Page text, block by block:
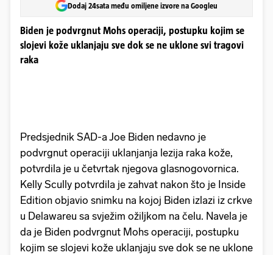
Dodaj 24sata među omiljene izvore na Googleu
Biden je podvrgnut Mohs operaciji, postupku kojim se
slojevi kože uklanjaju sve dok se ne uklone svi tragovi
raka
Predsjednik SAD-a Joe Biden nedavno je
podvrgnut operaciji uklanjanja lezija raka kože,
potvrdila je u četvrtak njegova glasnogovornica.
Kelly Scully potvrdila je zahvat nakon što je Inside
Edition objavio snimku na kojoj Biden izlazi iz crkve
u Delawareu sa svježim ožiljkom na čelu. Navela je
da je Biden podvrgnut Mohs operaciji, postupku
kojim se slojevi kože uklanjaju sve dok se ne uklone